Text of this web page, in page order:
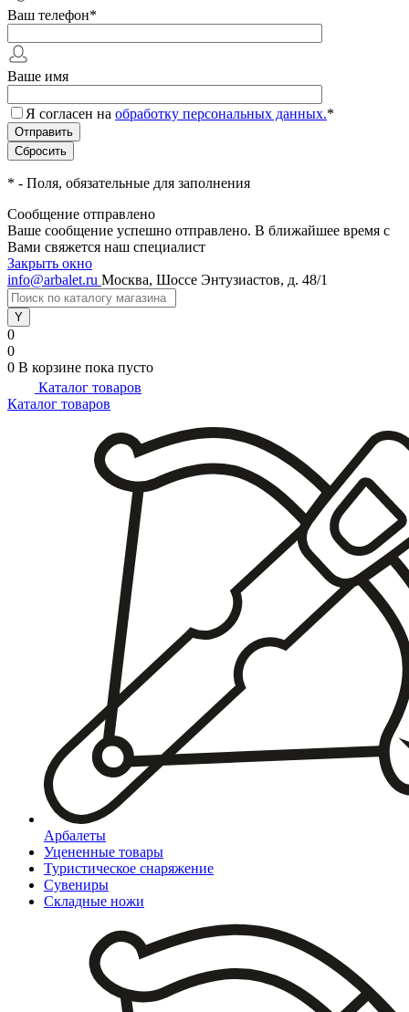
Ваш телефон*
Ваше имя
Я согласен на обработку персональных данных.*
* - Поля, обязательные для заполнения
Сообщение отправлено
Ваше сообщение успешно отправлено. В ближайшее время с
Вами свяжется наш специалист
Закрыть окно
info@arbalet.ru Москва, Шоссе Энтузиастов, д. 48/1
0
0
0 В корзине пока пусто
Каталог товаров
Каталог товаров
Арбалеты
Уцененные товары
Туристическое снаряжение
Сувениры
Складные ножи